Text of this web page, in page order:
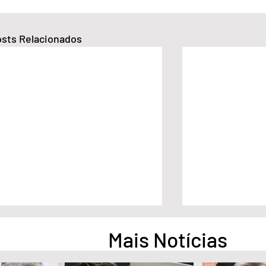
Relacionados
Mais Notícias